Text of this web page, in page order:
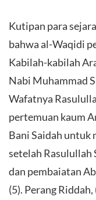
Kutipan para
bahwa al-Waqidi
Kabilah-kabilah
Nabi Muhammad
Wafatnya
pertemuan kaum
Bani Saidah untuk
setelah Rasulullah
dan pembaiatan
(5). Perang